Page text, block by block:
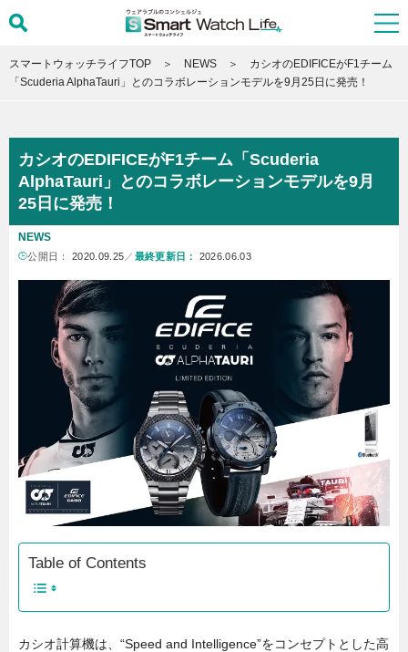
スマートウォッチライフTOP NEWS
カシオのEDIFICEがF1チーム
「Scuderia AlphaTauri」とのコラボレーションモデルを9⽉25⽇に発売！
カシオのEDIFICEがF1チーム「Scuderia
AlphaTauri」とのコラボレーションモデルを9⽉
25⽇に発売！
NEWS
公開日： 2020.09.25 ／ 最終更新日： 2026.06.03
Table of Contents
カシオ計算機は、“Speed and Intelligence”をコンセプトとした高